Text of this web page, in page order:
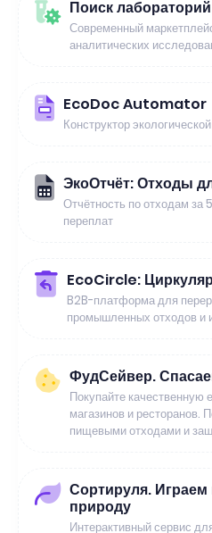
Поиск лабораторий
Современный
аналитических
EcoDoc Automator
Конструктор
ЭкоОтчёт: Отходы
Отчётность по отходам за
переплат
EcoCircle:
B2B-платформа для
промышленных отходов и
ФудСейвер.
Покупайте качественную
магазинов и ресторанов.
пищевыми отходами и
Сортируля.
природу
Интерактивный сервис